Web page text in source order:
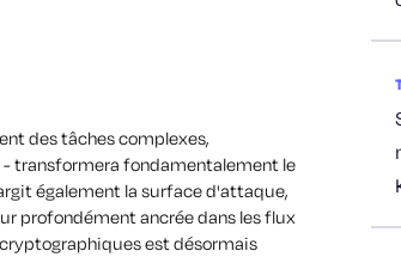
des tâches complexes,
- transformera fondamentalement le
également la surface d'attaque,
profondément ancrée dans les flux
est désormais